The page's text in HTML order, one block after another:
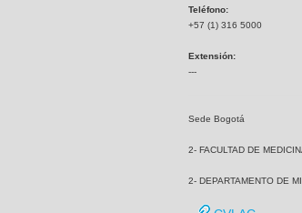
Teléfono:
+57 (1) 316 5000
Extensión:
---
Sede Bogotá
2- FACULTAD DE
2- DEPARTAMENTO DE